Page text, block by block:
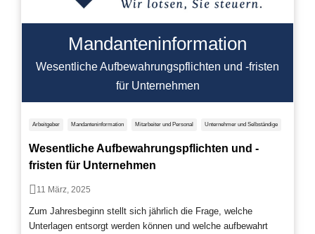
Mandanteninformation
Wesentliche Aufbewahrungspflichten und -fristen
für Unternehmen
Arbeitgeber Mandanteninformation Mitarbeiter und Personal Unternehmer und Selbständige
Wesentliche Aufbewahrungspflichten und -
fristen für Unternehmen
11 März, 2025
Zum Jahresbeginn stellt sich jährlich die Frage, welche
Unterlagen entsorgt werden können und welche aufbewahrt